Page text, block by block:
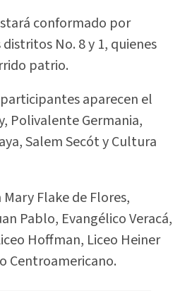
conformado por
No. 8 y 1, quienes
patrio.
aparecen el
Polivalente Germania,
Salem Secót y Cultura
Flake de Flores,
Pablo, Evangélico Veracá,
Hoffman, Liceo Heiner
Centroamericano.